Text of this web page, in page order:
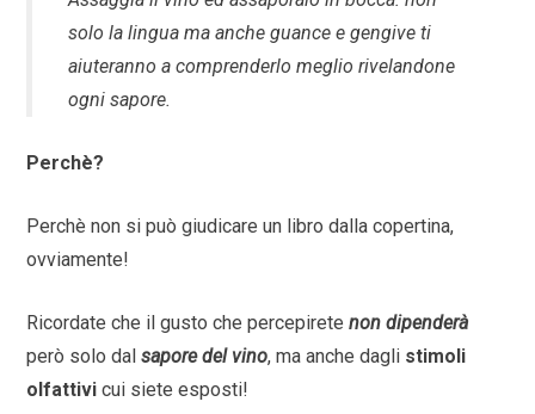
solo la lingua ma anche guance e gengive ti
aiuteranno a comprenderlo meglio rivelandone
ogni sapore.
Perchè?
Perchè non si può giudicare un libro dalla copertina,
ovviamente!
Ricordate che il gusto che percepiretenon dipenderà
però solo dalsapore del vino, ma anche dagli stimoli
olfattivi cui siete esposti!